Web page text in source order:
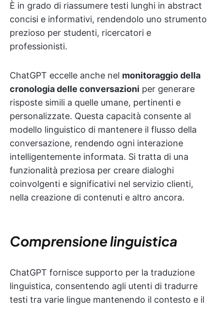
È in grado di riassumere testi lunghi in abstract
concisi e informativi, rendendolo uno strumento
prezioso per studenti, ricercatori e
professionisti.
ChatGPT eccelle anche nel monitoraggio della
cronologia delle conversazioni per generare
risposte simili a quelle umane, pertinenti e
personalizzate. Questa capacità consente al
modello linguistico di mantenere il flusso della
conversazione, rendendo ogni interazione
intelligentemente informata. Si tratta di una
funzionalità preziosa per creare dialoghi
coinvolgenti e significativi nel servizio clienti,
nella creazione di contenuti e altro ancora.
Comprensione linguistica
ChatGPT fornisce supporto per la traduzione
linguistica, consentendo agli utenti di tradurre
testi tra varie lingue mantenendo il contesto e il